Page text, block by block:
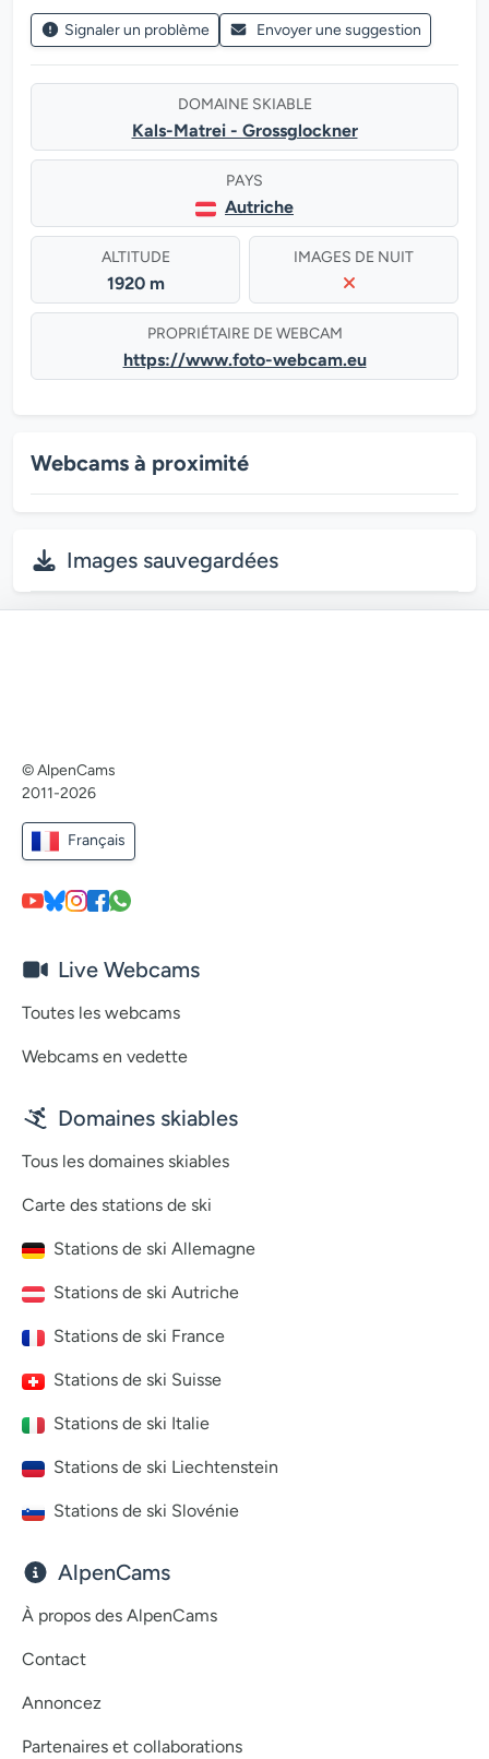
Signaler un problème Envoyer une suggestion
DOMAINE SKIABLE
Kals-Matrei - Grossglockner
PAYS
Autriche
ALTITUDE
1920 m
IMAGES DE NUIT
PROPRIÉTAIRE DE WEBCAM
https://www.foto-webcam.eu
Webcams à proximité
Images sauvegardées
© AlpenCams
2011-2026
Français
Live Webcams
Toutes les webcams
Webcams en vedette
Domaines skiables
Tous les domaines skiables
Carte des stations de ski
Stations de ski Allemagne
Stations de ski Autriche
Stations de ski France
Stations de ski Suisse
Stations de ski Italie
Stations de ski Liechtenstein
Stations de ski Slovénie
AlpenCams
À propos des AlpenCams
Contact
Annoncez
Partenaires et collaborations